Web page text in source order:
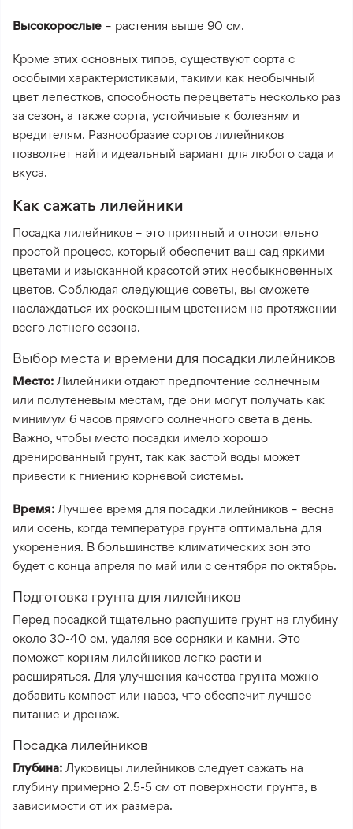
Высокорослые – растения выше 90 см.
Кроме этих основных типов, существуют сорта с
особыми характеристиками, такими как необычный
цвет лепестков, способность перецветать несколько раз
за сезон, а также сорта, устойчивые к болезням и
вредителям. Разнообразие сортов лилейников
позволяет найти идеальный вариант для любого сада и
вкуса.
Как сажать лилейники
Посадка лилейников – это приятный и относительно
простой процесс, который обеспечит ваш сад яркими
цветами и изысканной красотой этих необыкновенных
цветов. Соблюдая следующие советы, вы сможете
наслаждаться их роскошным цветением на протяжении
всего летнего сезона.
Выбор места и времени для посадки лилейников
Место: Лилейники отдают предпочтение солнечным
или полутеневым местам, где они могут получать как
минимум 6 часов прямого солнечного света в день.
Важно, чтобы место посадки имело хорошо
дренированный грунт, так как застой воды может
привести к гниению корневой системы.
Время: Лучшее время для посадки лилейников – весна
или осень, когда температура грунта оптимальна для
укоренения. В большинстве климатических зон это
будет с конца апреля по май или с сентября по октябрь.
Подготовка грунта для лилейников
Перед посадкой тщательно распушите грунт на глубину
около 30-40 см, удаляя все сорняки и камни. Это
поможет корням лилейников легко расти и
расширяться. Для улучшения качества грунта можно
добавить компост или навоз, что обеспечит лучшее
питание и дренаж.
Посадка лилейников
Глубина: Луковицы лилейников следует сажать на
глубину примерно 2.5-5 см от поверхности грунта, в
зависимости от их размера.